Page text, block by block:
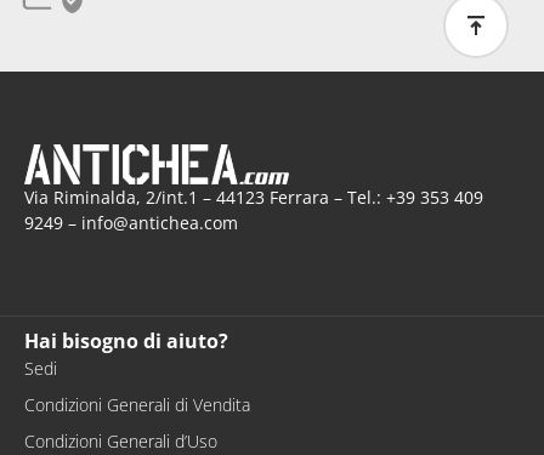
Via Riminalda, 2/int.1 – 44123 Ferrara – Tel.: +39 353 409
9249 – info@antichea.com
Hai bisogno di aiuto?
Sedi
Condizioni Generali di Vendita
Condizioni Generali d’Uso